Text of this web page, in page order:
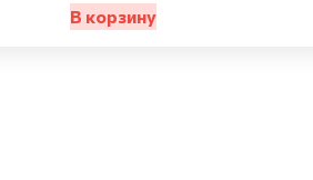
В корзину